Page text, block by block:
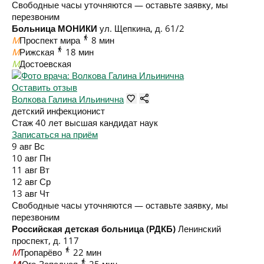
Свободные часы уточняются — оставьте заявку, мы
перезвоним
Больница МОНИКИ ул. Щепкина, д. 61/2
MПроспект мира
8 мин
MРижская
18 мин
MДостоевская
Оставить отзыв
Волкова Галина Ильинична
детский инфекционист
Стаж 40 лет высшая кандидат наук
Записаться на приём
9 авг Вс
10 авг Пн
11 авг Вт
12 авг Ср
13 авг Чт
Свободные часы уточняются — оставьте заявку, мы
перезвоним
Российская детская больница (РДКБ) Ленинский
проспект, д. 117
MТропарёво
22 мин